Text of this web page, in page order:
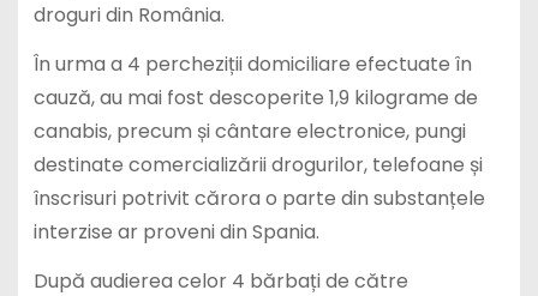
droguri din România.
În urma a 4 percheziții domiciliare efectuate în
cauză, au mai fost descoperite 1,9 kilograme de
canabis, precum și cântare electronice, pungi
destinate comercializării drogurilor, telefoane și
înscrisuri potrivit cărora o parte din substanțele
interzise ar proveni din Spania.
După audierea celor 4 bărbați de către